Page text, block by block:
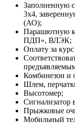
Заполненную
3х4,
(АО);
Парашютную
ПДП», ВЛЭК;
Оплату за
Комбинезон и
Шлем,
Высотомер;
Сигнализатор
Прыжковые
Мобильный